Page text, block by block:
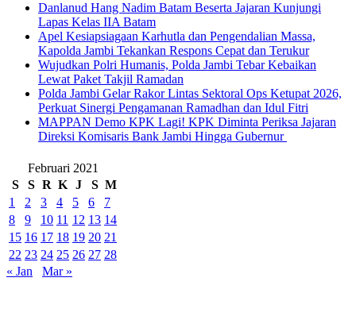
Danlanud Hang Nadim Batam Beserta Jajaran Kunjungi
Lapas Kelas IIA Batam
Apel Kesiapsiagaan Karhutla dan Pengendalian Massa,
Kapolda Jambi Tekankan Respons Cepat dan Terukur
Wujudkan Polri Humanis, Polda Jambi Tebar Kebaikan
Lewat Paket Takjil Ramadan
Polda Jambi Gelar Rakor Lintas Sektoral Ops Ketupat 2026,
Perkuat Sinergi Pengamanan Ramadhan dan Idul Fitri
‎MAPPAN Demo KPK Lagi! KPK Diminta Periksa Jajaran
Direksi Komisaris Bank Jambi Hingga Gubernur ‎
Februari 2021
S
S R K J S M
1
2 3 4 5 6
7
8
9 10 11 12 13 14
15 16 17 18 19 20 21
22 23 24 25 26 27 28
« Jan
Mar »